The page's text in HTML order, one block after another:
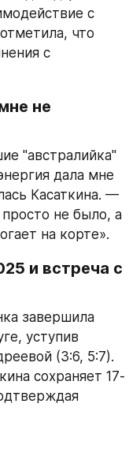
с
что
с
не
"австралийка"
дала мне
Касаткина. —
не было, а
на корте».
и встреча с
завершила
уступив
(3:6, 5:7).
сохраняет 17-